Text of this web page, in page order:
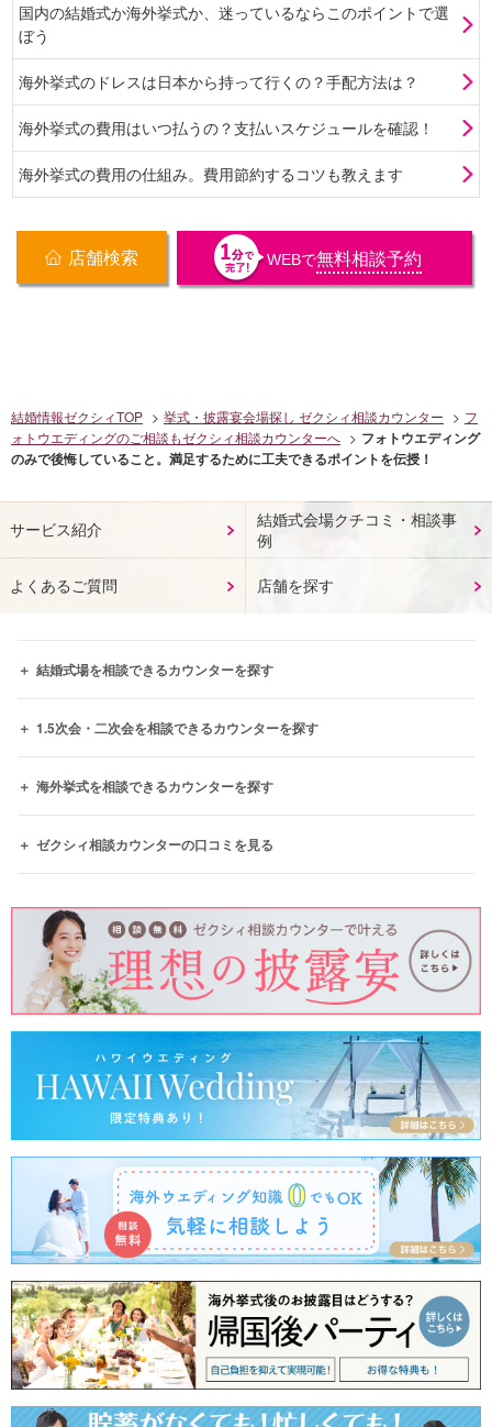
国内の結婚式か海外挙式か、迷っているならこのポイントで選
ぼう
海外挙式のドレスは日本から持って行くの？手配方法は？
海外挙式の費用はいつ払うの？支払いスケジュールを確認！
海外挙式の費用の仕組み。費用節約するコツも教えます
店舗検索 WEBで無料相談予約
結婚情報ゼクシィTOP 挙式・披露宴会場探し ゼクシィ相談カウンター
フ
ォトウエディングのご相談もゼクシィ相談カウンターへ
フォトウエディング
のみで後悔していること。満足するために工夫できるポイントを伝授！
サービス紹介
結婚式会場クチコミ・相談事
例
よくあるご質問 店舗を探す
結婚式場を相談できるカウンターを探す
1.5次会・二次会を相談できるカウンターを探す
海外挙式を相談できるカウンターを探す
ゼクシィ相談カウンターの口コミを見る